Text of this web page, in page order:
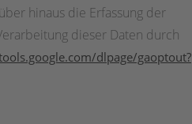
hinaus die Erfassung der
dieser Daten durch
dlpage/gaoptout?